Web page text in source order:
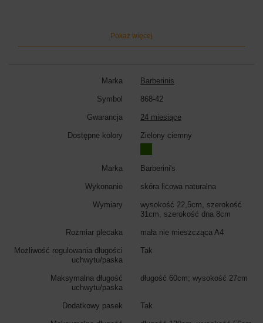
Kolor listonoszki:zielony ciemny
Pokaż więcej
Marka Barberinis
Symbol 868-42
Gwarancja 24 miesiące
Dostępne kolory Zielony ciemny
Marka Barberini's
Wykonanie skóra licowa naturalna
Wymiary
wysokość 22,5cm, szerokość
31cm, szerokość dna 8cm
Rozmiar plecaka mała nie mieszcząca A4
Możliwość regulowania długości
uchwytu/paska
Tak
Maksymalna długość
uchwytu/paska
długość 60cm; wysokość 27cm
Dodatkowy pasek Tak